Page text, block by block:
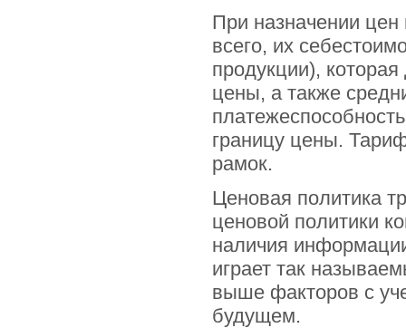
При назначении цен
всего, их
продукции),
цены, а также
границу цены.
рамок.
Ценовая политика
ценовой политики
наличия
играет так
выше факторов с
будущем.